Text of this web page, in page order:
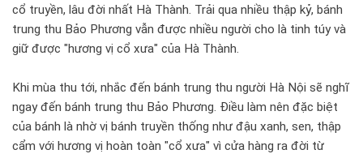
cổ truyền, lâu đời nhất Hà Thành. Trải qua nhiều thập kỷ, bánh
trung thu Bảo Phương vẫn được nhiều người cho là tinh túy và
giữ được "hương vị cổ xưa" của Hà Thành.
Khi mùa thu tới, nhắc đến bánh trung thu người Hà Nội sẽ nghĩ
ngay đến bánh trung thu Bảo Phương. Điều làm nên đặc biệt
của bánh là nhờ vị bánh truyền thống như đậu xanh, sen, thập
cẩm với hương vị hoàn toàn "cổ xưa" vì cửa hàng ra đời từ